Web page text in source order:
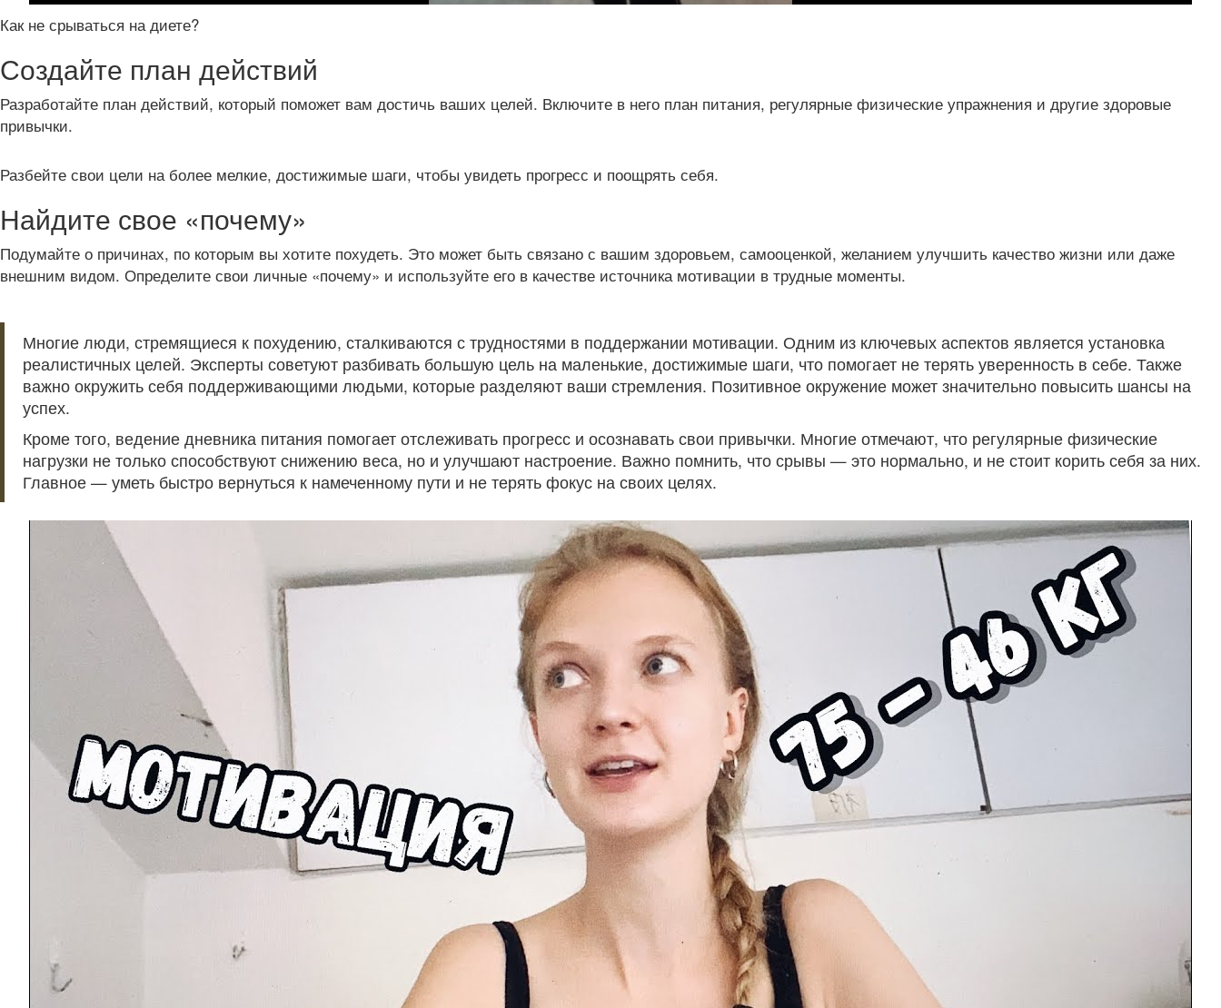
Как не срываться на диете?
Создайте план действий
Разработайте план действий, который поможет вам достичь ваших целей. Включите в него план питания, регулярные физические упражнения и другие здоровые
привычки.
Разбейте свои цели на более мелкие, достижимые шаги, чтобы увидеть прогресс и поощрять себя.
Найдите свое «почему»
Подумайте о причинах, по которым вы хотите похудеть. Это может быть связано с вашим здоровьем, самооценкой, желанием улучшить качество жизни или даже
внешним видом. Определите свои личные «почему» и используйте его в качестве источника мотивации в трудные моменты.
Многие люди, стремящиеся к похудению, сталкиваются с трудностями в поддержании мотивации. Одним из ключевых аспектов является установка
реалистичных целей. Эксперты советуют разбивать большую цель на маленькие, достижимые шаги, что помогает не терять уверенность в себе. Также
важно окружить себя поддерживающими людьми, которые разделяют ваши стремления. Позитивное окружение может значительно повысить шансы на
успех.
Кроме того, ведение дневника питания помогает отслеживать прогресс и осознавать свои привычки. Многие отмечают, что регулярные физические
нагрузки не только способствуют снижению веса, но и улучшают настроение. Важно помнить, что срывы — это нормально, и не стоит корить себя за них.
Главное — уметь быстро вернуться к намеченному пути и не терять фокус на своих целях.